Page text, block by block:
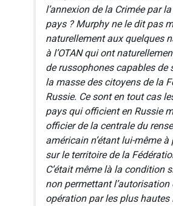
l’annexion de la Crimée par
pays ? Murphy ne le dit pas
naturellement aux quelques
à l’OTAN qui ont
de russophones capables de
la masse des citoyens de la
Russie. Ce sont en tout cas
pays qui officient en Russie
officier de la centrale du
américain n’étant lui-même
sur le territoire de la
C’était même là la condition
nonpermettant l’autorisation
opération par les plus